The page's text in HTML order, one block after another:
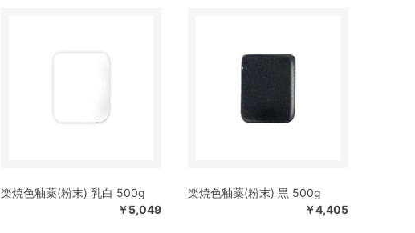
楽焼色釉薬(粉末) 乳白 500g
￥5,049
楽焼色釉薬(粉末) 黒 500g
￥4,405